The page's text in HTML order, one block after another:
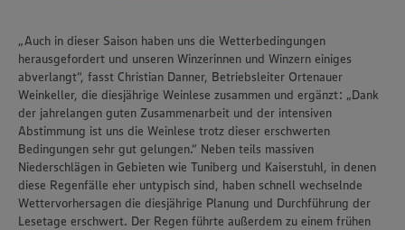
„Auch in dieser Saison haben uns die Wetterbedingungen
herausgefordert und unseren Winzerinnen und Winzern einiges
abverlangt“, fasst Christian Danner, Betriebsleiter Ortenauer
Weinkeller, die diesjährige Weinlese zusammen und ergänzt: „Dank
der jahrelangen guten Zusammenarbeit und der intensiven
Abstimmung ist uns die Weinlese trotz dieser erschwerten
Bedingungen sehr gut gelungen.“ Neben teils massiven
Niederschlägen in Gebieten wie Tuniberg und Kaiserstuhl, in denen
diese Regenfälle eher untypisch sind, haben schnell wechselnde
Wettervorhersagen die diesjährige Planung und Durchführung der
Lesetage erschwert. Der Regen führte außerdem zu einem frühen